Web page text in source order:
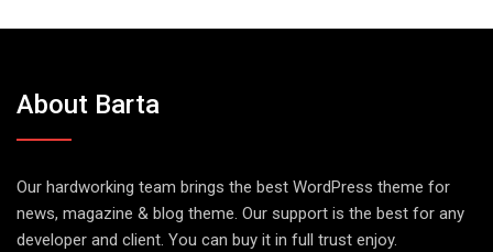
About Barta
Our hardworking team brings the best WordPress theme for
news, magazine & blog theme. Our support is the best for any
developer and client. You can buy it in full trust enjoy.